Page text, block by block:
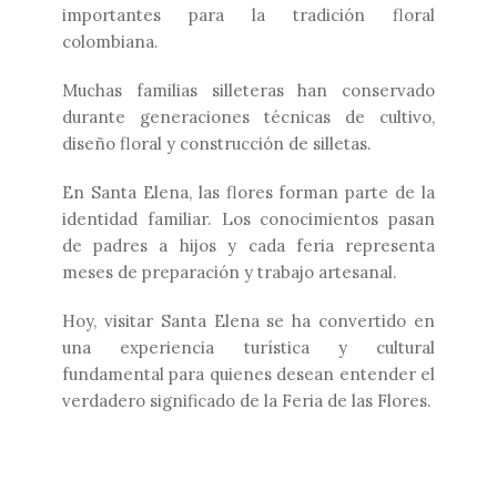
importantes para la tradición floral
colombiana.
Muchas familias silleteras han conservado
durante generaciones técnicas de cultivo,
diseño floral y construcción de silletas.
En Santa Elena, las flores forman parte de la
identidad familiar. Los conocimientos pasan
de padres a hijos y cada feria representa
meses de preparación y trabajo artesanal.
Hoy, visitar Santa Elena se ha convertido en
una experiencia turística y cultural
fundamental para quienes desean entender el
verdadero significado de la Feria de las Flores.